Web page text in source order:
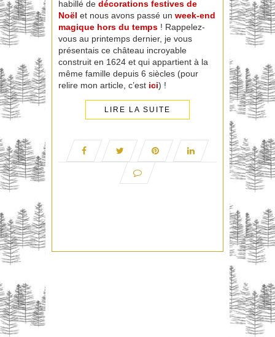
habillé de décorations festives de
Noël et nous avons passé un week-end
magique hors du temps ! Rappelez-
vous au printemps dernier, je vous
présentais ce château incroyable
construit en 1624 et qui appartient à la
même famille depuis 6 siècles (pour
relire mon article, c’est ici) !
LIRE LA SUITE